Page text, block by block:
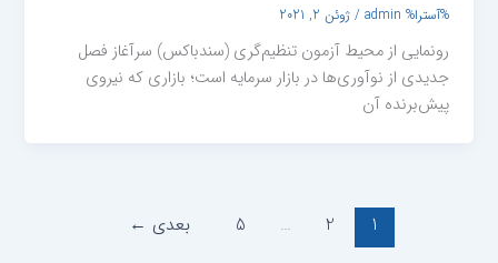
%آسترا% admin
/ژوئن 2, 2021
رونمایی از محیط آزمون تنظیم‌گری (سندباکس) سرآغاز فصل
جدیدی از نوآوری‌ها در بازار سرمایه است؛ بازاری که نیروی
پیش‌برنده آن
1
2
…
5 بعدی ←